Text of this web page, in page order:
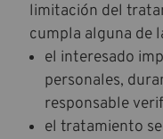
limitación del
cumpla alguna de
el interesado
personales,
responsable
el tratamiento